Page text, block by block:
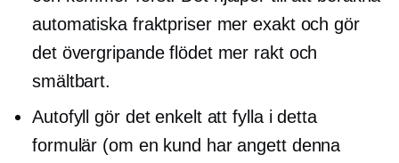
automatiska fraktpriser mer exakt och gör
det övergripande flödet mer rakt och
smältbart.
Autofyll gör det enkelt att fylla i detta
formulär (om en kund har angett denna